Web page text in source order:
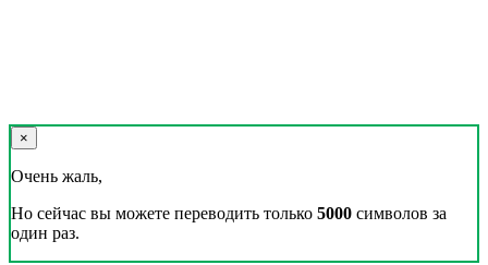
×
Очень жаль,
Но сейчас вы можете переводить только 5000 символов за
один раз.